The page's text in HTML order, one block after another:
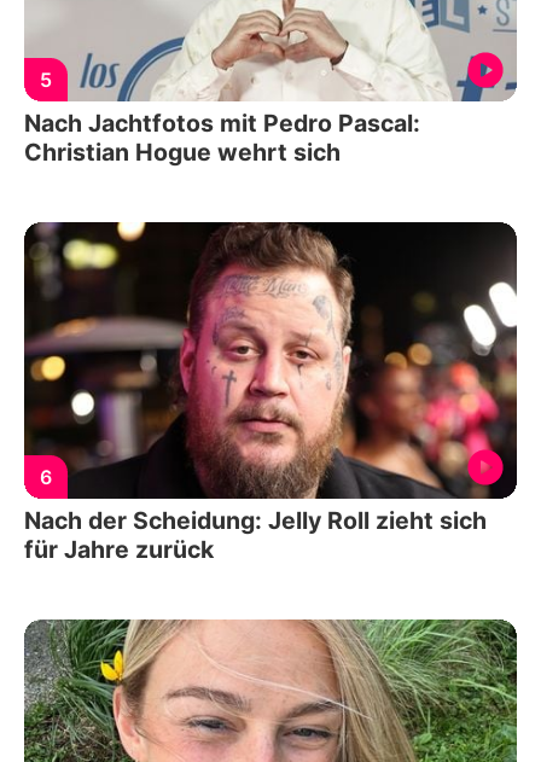
5
Nach Jachtfotos mit Pedro Pascal:
Christian Hogue wehrt sich
6
Nach der Scheidung: Jelly Roll zieht sich
für Jahre zurück